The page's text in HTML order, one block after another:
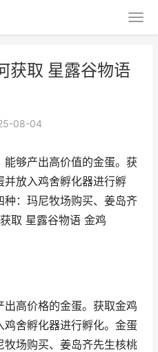
获取 星露谷物语
08-04
够产出高价值的金蛋。获
放入鸡舍孵化器进行孵
：玛尼牧场购买、姜岛齐
取 星露谷物语 金鸡
高价格的金蛋。获取金鸡
舍孵化器进行孵化。金蛋
场购买、姜岛齐先生核桃